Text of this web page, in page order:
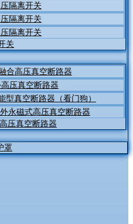
隔离开关
隔离开关
隔离开关
关
合高压真空断路器
压真空断路器
型真空断路器（看门狗）
永磁式高压真空断路器
压真空断路器
罩